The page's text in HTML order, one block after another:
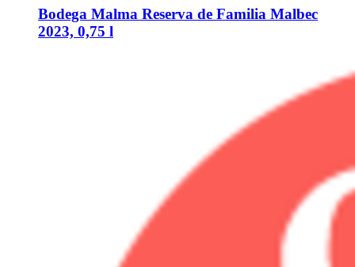
Bodega Malma Reserva de Familia Malbec
2023, 0,75 l